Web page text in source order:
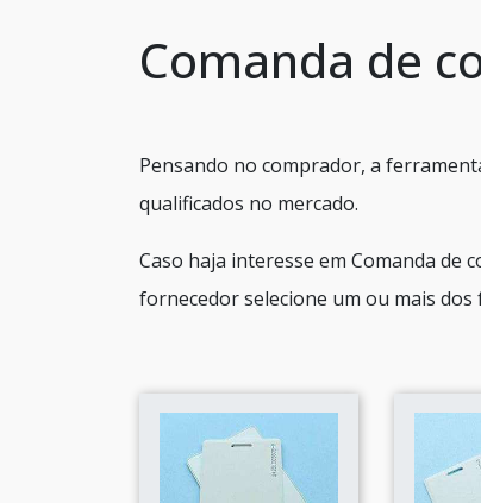
Comanda de
Pensando no comprador, a
qualificados no mercado.
Caso haja interesse em Comanda
fornecedor selecione um ou mais